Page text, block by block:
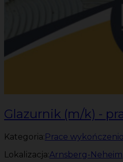
Glazurnik (m/k) -
Kategoria:Prace
Lokalizacja:Arnsberg-Neheim